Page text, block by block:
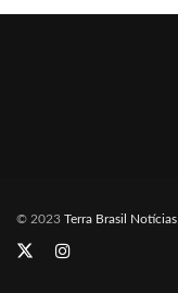
© 2023 Terra Brasil Notícias